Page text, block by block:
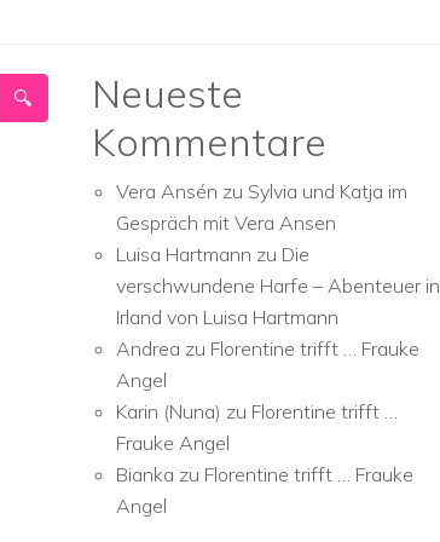
Neueste
Kommentare
Vera Ansén zu Sylvia und Katja im
Gespräch mit Vera Ansen
Luisa Hartmann zu Die
verschwundene Harfe – Abenteuer in
Irland von Luisa Hartmann
Andrea zu Florentine trifft … Frauke
Angel
Karin (Nuna) zu Florentine trifft …
Frauke Angel
Bianka zu Florentine trifft … Frauke
Angel